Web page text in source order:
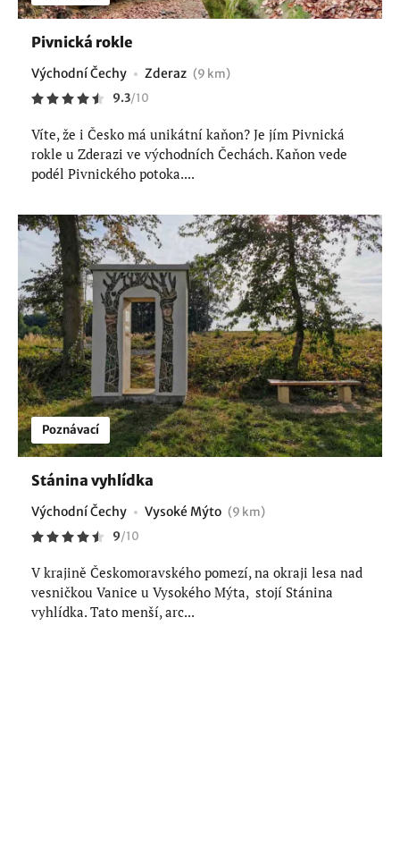
Pivnická rokle
Východní Čechy Zderaz (9 km)
9.3/10
Víte, že i Česko má unikátní kaňon? Je jím Pivnická
rokle u Zderazi ve východních Čechách. Kaňon vede
podél Pivnického potoka....
Poznávací
Stánina vyhlídka
Východní Čechy Vysoké Mýto (9 km)
9/10
V krajině Českomoravského pomezí, na okraji lesa nad
vesničkou Vanice u Vysokého Mýta, stojí Stánina
vyhlídka. Tato menší, arc...